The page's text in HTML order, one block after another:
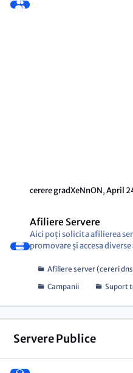
cerere gradXeNnON,April
Afiliere Servere
Aici poți solicita afilierea
promovare și accesa
Afiliere server (cereri
Campanii
Suport
Servere Publice